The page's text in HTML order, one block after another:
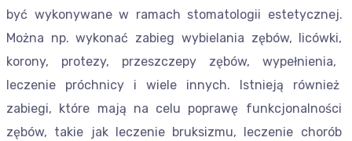
być wykonywanew ramach stomatologii estetycznej.
Można np. wykonać zabieg wybiel ania zębów, licówki,
korony, protezy, przeszczepy zębów, wypełnienia,
leczenie próchnicy i wie le innych. stnieją również
zabiegi, które mają na cel u poprawę funkcjonal ności
zębów, takie jakleczeniebruksizmu, leczenie chorób